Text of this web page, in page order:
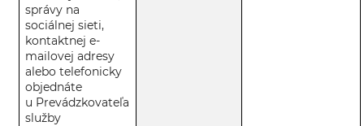
správy na
sociálnej sieti,
kontaktnej e-
mailovej adresy
alebo telefonicky
objednáte
u Prevádzkovateľa
služby